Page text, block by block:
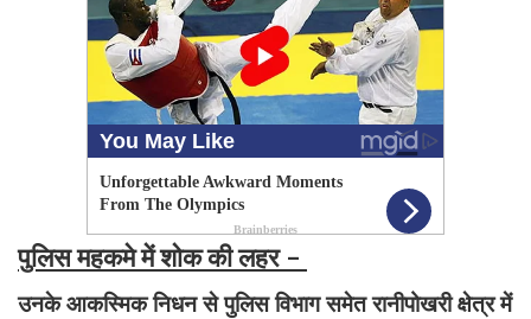
पुलिस महकमे में शोक की लहर -
उनके आकस्मिक निधन से पुलिस विभाग समेत रानीपोखरी क्षेत्र में